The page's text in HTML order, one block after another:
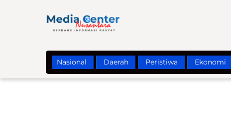
Nasional Daerah Peristiwa Ekonomi